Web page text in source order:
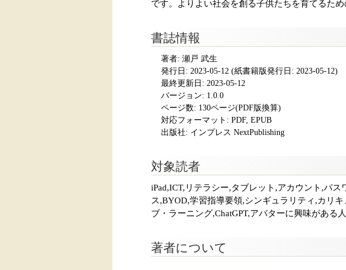
です。よりよい社会を創る子供たちを育てるた
書誌情報
著者: 瀬戸 武生
発行日: 2023-05-12 (紙書籍版発行日: 2023-05-12)
最終更新日: 2023-05-12
バージョン: 1.0.0
ページ数: 130ページ(PDF版換算)
対応フォーマット: PDF, EPUB
出版社: インプレス NextPublishing
対象読者
iPad,ICT,リテラシー,タブレット,アカウント,パ
ス,BYOD,学習指導要領,シンギュラリティ,カリ
ブ・ラーニング,ChatGPT,アバターに興味がある人
著者について